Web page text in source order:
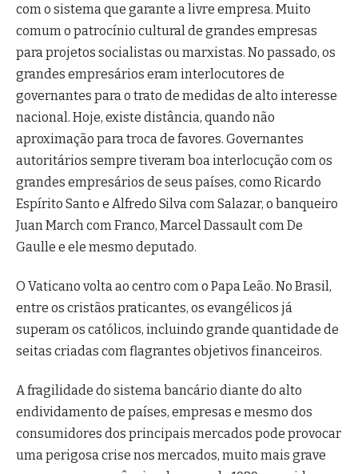
com o sistema que garante a livre empresa. Muito
comum o patrocínio cultural de grandes empresas
para projetos socialistas ou marxistas. No passado, os
grandes empresários eram interlocutores de
governantes para o trato de medidas de alto interesse
nacional. Hoje, existe distância, quando não
aproximação para troca de favores. Governantes
autoritários sempre tiveram boa interlocução com os
grandes empresários de seus países, como Ricardo
Espírito Santo e Alfredo Silva com Salazar, o banqueiro
Juan March com Franco, Marcel Dassault com De
Gaulle e ele mesmo deputado.
O Vaticano volta ao centro com o Papa Leão. No Brasil,
entre os cristãos praticantes, os evangélicos já
superam os católicos, incluindo grande quantidade de
seitas criadas com flagrantes objetivos financeiros.
A fragilidade do sistema bancário diante do alto
endividamento de países, empresas e mesmo dos
consumidores dos principais mercados pode provocar
uma perigosa crise nos mercados, muito mais grave